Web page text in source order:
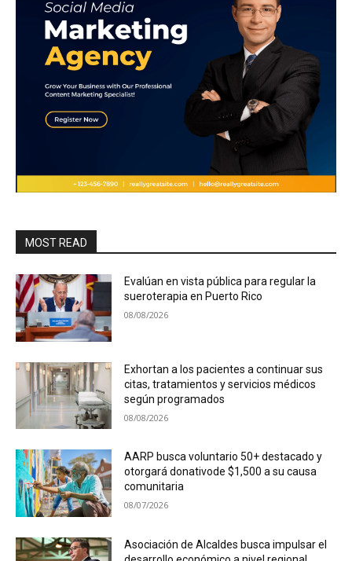
MOST READ
Evalúan en vista pública para regular la
sueroterapia en Puerto Rico
08/08/2026
Exhortan a los pacientes a continuar sus
citas, tratamientos y servicios médicos
según programados
08/08/2026
AARP busca voluntario 50+ destacado y
otorgará donativode $1,500 a su causa
comunitaria
08/07/2026
Asociación de Alcaldes busca impulsar el